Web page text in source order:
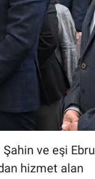
ve eşi Ebru
hizmet alan